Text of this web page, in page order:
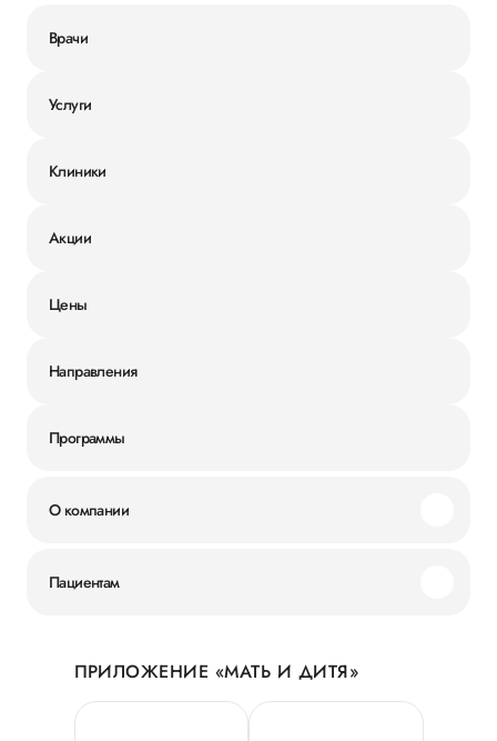
Врачи
Услуги
Клиники
Акции
Цены
Направления
Программы
О компании
Новости
Руководство
Пациентам
Личный кабинет
Персональные данные
ПРИЛОЖЕНИЕ «МАТЬ И ДИТЯ»